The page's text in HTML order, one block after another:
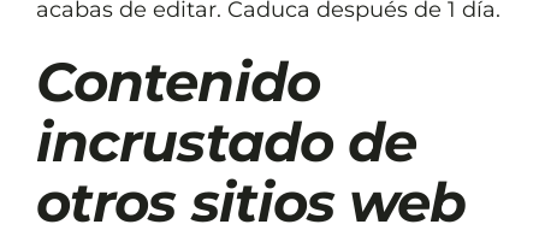
acabas de editar. Caduca después de 1 día.
Contenido
incrustado de
otros sitios web